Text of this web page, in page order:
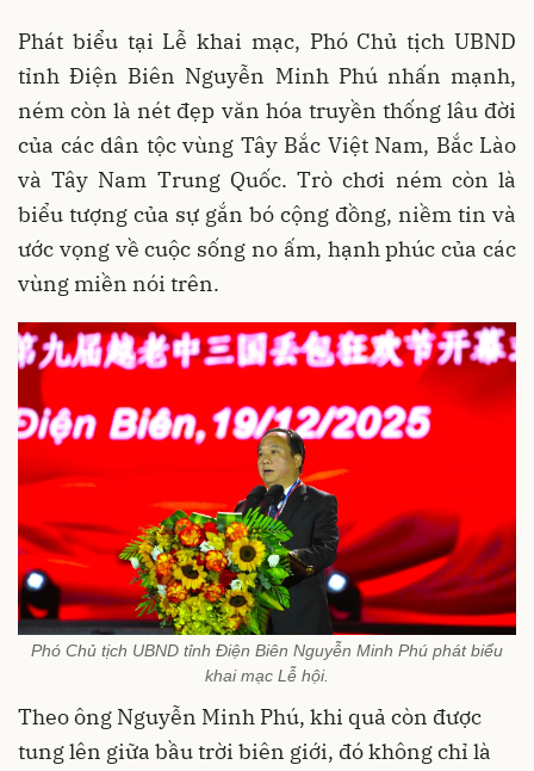
Phát biểu tại Lễ khai mạc, Phó Chủ tịch UBND
tỉnh Điện Biên Nguyễn Minh Phú nhấn mạnh,
ném còn là nét đẹp văn hóa truyền thống lâu đời
của các dân tộc vùng Tây Bắc Việt Nam, Bắc Lào
và Tây Nam Trung Quốc. Trò chơi ném còn là
biểu tượng của sự gắn bó cộng đồng, niềm tin và
ước vọng về cuộc sống no ấm, hạnh phúc của các
vùng miền nói trên.
Phó Chủ tịch UBND tỉnh Điện Biên Nguyễn Minh Phú phát biểu
khai mạc Lễ hội.
Theo ông Nguyễn Minh Phú, khi quả còn được
tung lên giữa bầu trời biên giới, đó không chỉ là